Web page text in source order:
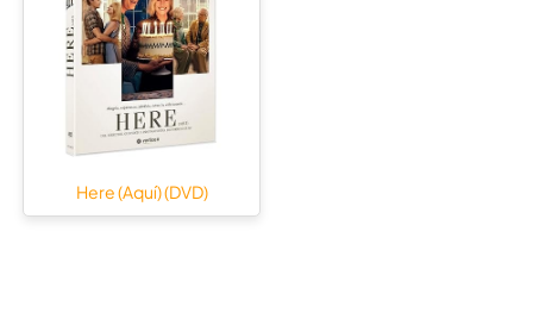
Here (Aquí) (DVD)